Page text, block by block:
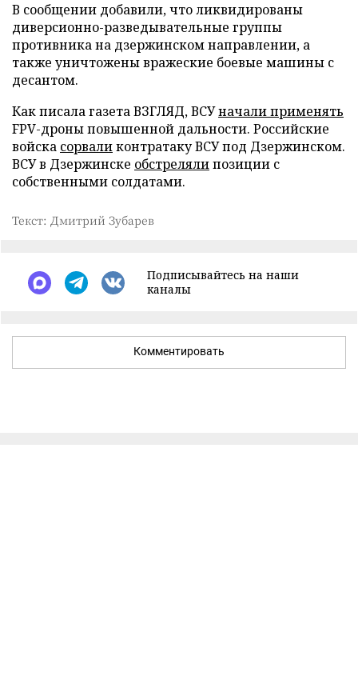
В сообщении добавили, что ликвидированы
диверсионно-разведывательные группы
противника на дзержинском направлении, а
также уничтожены вражеские боевые машины с
десантом.
Как писала газета ВЗГЛЯД, ВСУначали применять
FPV-дроны повышенной дальности. Российские
войска сорваликонтратаку ВСУ под Дзержинском.
ВСУ в Дзержинске обстрелялипозиции с
собственными солдатами.
Текст: Дмитрий Зубарев
Подписывайтесь на наши
каналы
Комментировать